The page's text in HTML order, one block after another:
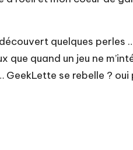
quelques
quand un jeu ne
se rebelle ?